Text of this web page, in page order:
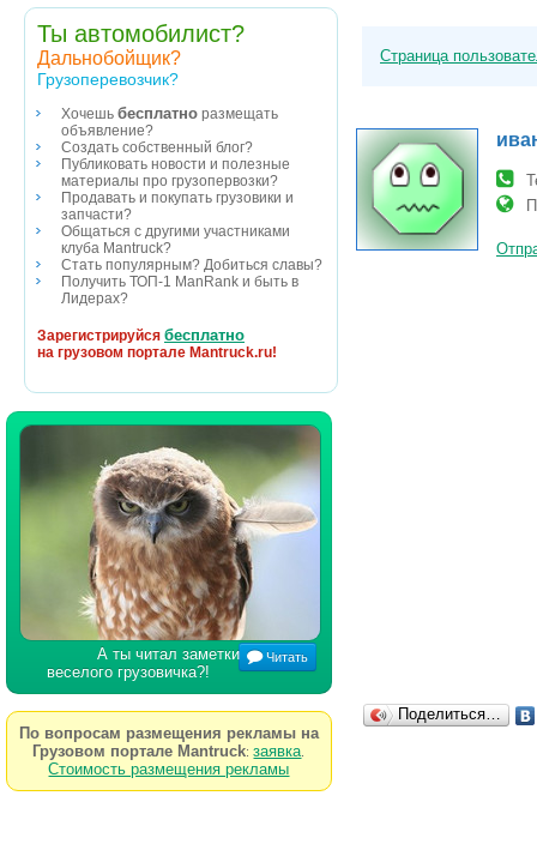
Ты автомобилист?
Дальнобойщик?
Грузоперевозчик?
Хочешь бесплатно размещать
объявление?
Создать собственный блог?
Публиковать новости и полезные
материалы про грузопервозки?
Продавать и покупать грузовики и
запчасти?
Общаться с другими участниками
клуба Mantruck?
Стать популярным? Добиться славы?
Получить ТОП-1 ManRank и быть в
Лидерах?
Зарегистрируйся бесплатно
на грузовом портале Mantruck.ru!
А ты читал заметки
веселого грузовичка?!
Читать
По вопросам размещения рекламы на
Грузовом портале Mantruck:заявка
Стоимость размещения рекламы
Страница
Поделиться…